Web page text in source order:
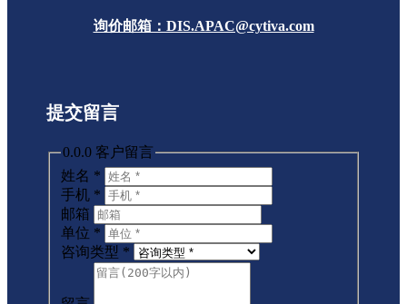
询价邮箱：DIS.APAC@cytiva.com
提交留言
0.0.0 客户留言
姓名 *
手机 *
邮箱
单位 *
咨询类型 *